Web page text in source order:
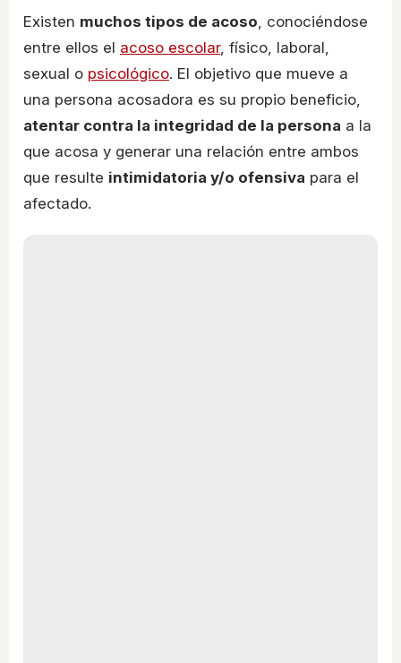
Existen muchos tipos de acoso, conociéndose
entre ellos el acoso escolar, físico, laboral,
sexual o psicológico. El objetivo que mueve a
una persona acosadora es su propio beneficio,
atentar contra la integridad de la persona a la
que acosa y generar una relación entre ambos
que resulte intimidatoria y/o ofensiva para el
afectado.